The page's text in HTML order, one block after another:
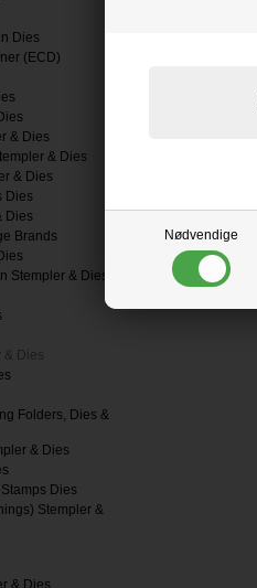
Nødvendige
Dies
(ECD)
& Dies
& Dies
& Dies
Dies
Dies
Brands
Stempler & Dies
& Dies
Folders, Dies &
& Dies
Dies
Stempler &
& Dies